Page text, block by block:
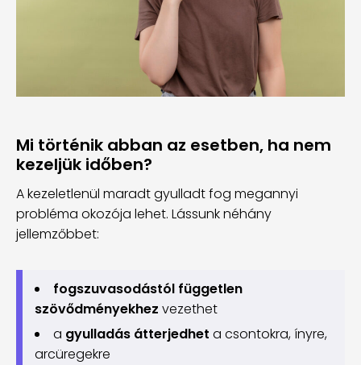
Mi történik abban az esetben, ha nem
kezeljük időben?
A kezeletlenül maradt gyulladt fog megannyi
probléma okozója lehet. Lássunk néhány
jellemzőbbet:
fogszuvasodástól független
szövődményekhez vezethet
a gyulladás átterjedhet a csontokra, ínyre,
arcüregekre